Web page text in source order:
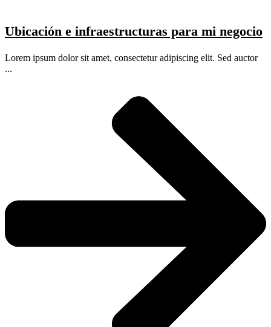
Ubicación e infraestructuras para mi negocio
Lorem ipsum dolor sit amet, consectetur adipiscing elit. Sed auctor
...